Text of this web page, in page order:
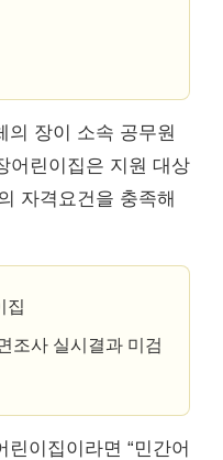
의 장이 소속 공무원
어린이집은 지원 대상
자격요건을 충족해
집
조사 실시결과 미검
이집이라면 “민간어